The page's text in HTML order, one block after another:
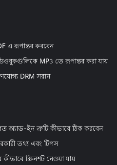
এ রূপান্তর করবেন
MP3 তে রূপান্তর করা যায়
DRM সরান
অ্যাড-ইন ত্রুটি কীভাবে ঠিক করবেন
তথ্য এবং টিপস
স্ক্রিনশট নেওয়া যায়